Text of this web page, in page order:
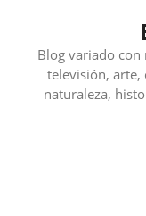
contenidoBlog variado con
televisión, arte,
naturaleza,